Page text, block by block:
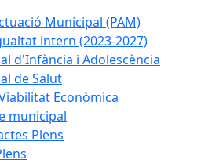
Municipal (PAM)
intern (2023-2027)
d'Infància i Adolescència
de Salut
Econòmica
municipal
Plens